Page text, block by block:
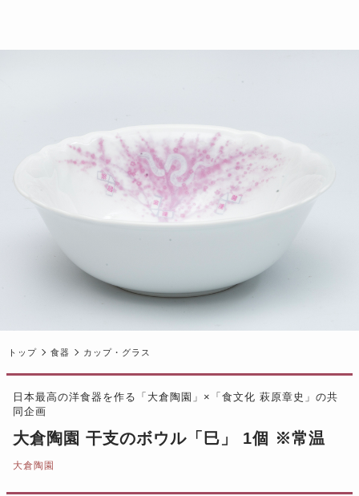
トップ 食器 カップ・グラス
日本最高の洋食器を作る「大倉陶園」×「食文化 萩原章史」の共
同企画
大倉陶園 干支のボウル「巳」 1個 ※常温
大倉陶園